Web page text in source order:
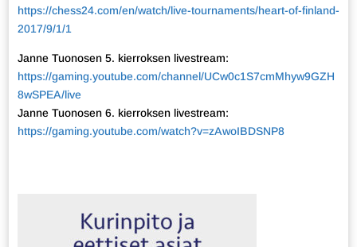
https://chess24.com/en/watch/live-tournaments/heart-of-finland-
2017/9/1/1
Janne Tuonosen 5. kierroksen livestream:
https://gaming.youtube.com/channel/UCw0c1S7cmMhyw9GZH
8wSPEA/live
Janne Tuonosen 6. kierroksen livestream:
https://gaming.youtube.com/watch?v=zAwoIBDSNP8